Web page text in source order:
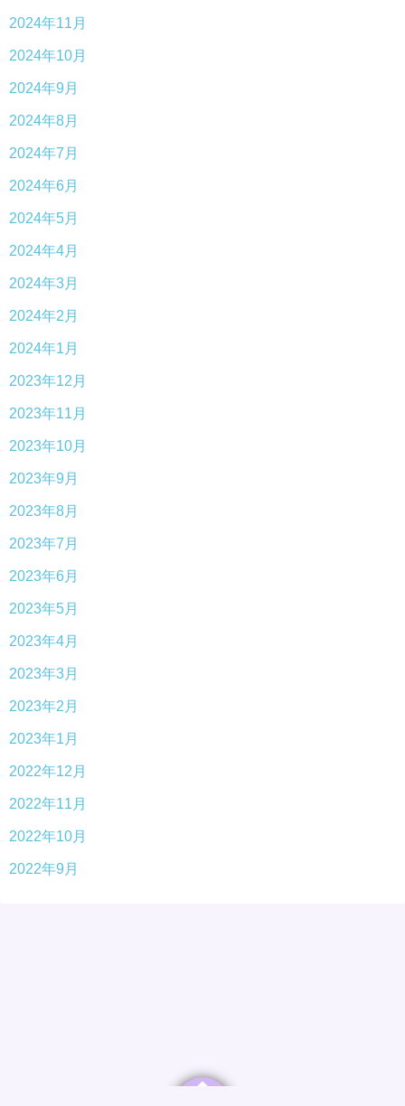
2024年11月
2024年10月
2024年9月
2024年8月
2024年7月
2024年6月
2024年5月
2024年4月
2024年3月
2024年2月
2024年1月
2023年12月
2023年11月
2023年10月
2023年9月
2023年8月
2023年7月
2023年6月
2023年5月
2023年4月
2023年3月
2023年2月
2023年1月
2022年12月
2022年11月
2022年10月
2022年9月